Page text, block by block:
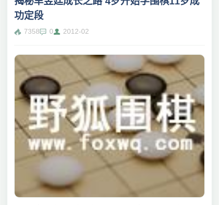
功定段
7358 0 2012-02